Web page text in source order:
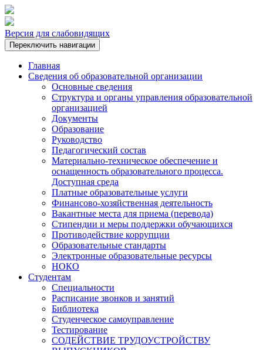
Версия для слабовидящих
Переключить навигации
Главная
Сведения об образовательной организации
Основные сведения
Структура и органы управления образовательной
организацией
Документы
Образование
Руководство
Педагогический состав
Материально-техническое обеспечение и
оснащенность образовательного процесса.
Доступная среда
Платные образовательные услуги
Финансово-хозяйственная деятельность
Вакантные места для приема (перевода)
Стипендии и меры поддержки обучающихся
Противодействие коррупции
Образовательные стандарты
Электронные образовательные ресурсы
НОКО
Студентам
Специальности
Расписание звонков и занятий
Библиотека
Студенческое самоуправление
Тестирование
СОДЕЙСТВИЕ ТРУДОУСТРОЙСТВУ